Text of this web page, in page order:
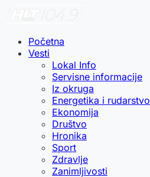
Početna
Vesti
Lokal Info
Servisne informacije
Iz okruga
Energetika i rudarstvo
Ekonomija
Društvo
Hronika
Sport
Zdravlje
Zanimljivosti